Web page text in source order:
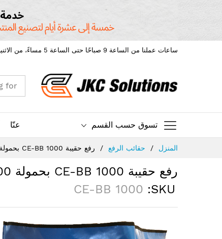
ساعات عملنا من الساعة 9 صباحًا حتى الساعة 5 مساءً، من الاثنين إلى الجمعة.
تسوق حسب القسم عنّا
المنزل حقائب الرفع رفع حقيبة CE-BB 1000 بحمولة 1000 كجم
رفع حقيبة CE-BB 1000 بحمولة 1000 كجم
SKU
CE-BB 1000